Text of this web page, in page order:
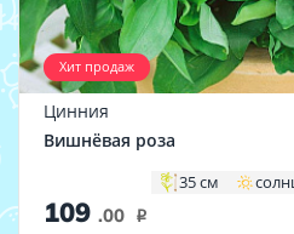
Хит продаж
Цинния
Вишнёвая роза
35 см
109 .00 i